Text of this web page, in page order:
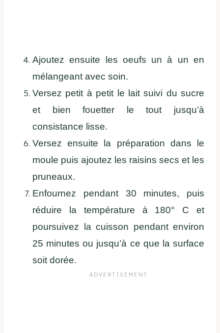
Ajoutez ensuite les oeufs un à un en
mélangeant avec soin.
Versez petit à petit le lait suivi du sucre
et bien fouetter le tout jusqu’à
consistance lisse.
Versez ensuite la préparation dans le
moule puis ajoutez les raisins secs et les
pruneaux.
Enfournez pendant 30 minutes, puis
réduire la température à 180° C et
poursuivez la cuisson pendant environ
25 minutes ou jusqu’à ce que la surface
soit dorée.